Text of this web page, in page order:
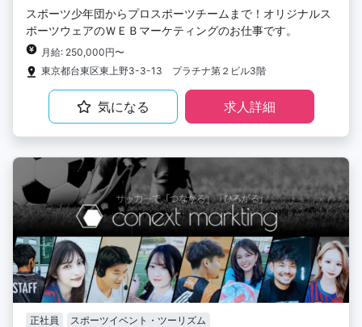
スポーツ少年団からプロスポーツチームまで！オリジナルス
ポーツウェアのＷＥＢマーケティングのお仕事です。
月給: 250,000円〜
東京都台東区東上野3-3-13 プラチナ第２ビル3階
気になる 求人詳細
正社員 スポーツイベント・ツーリズム